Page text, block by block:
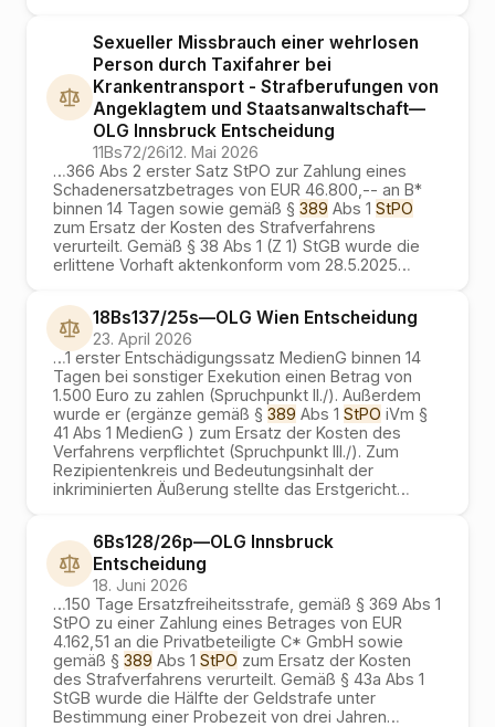
Sexueller Missbrauch einer wehrlosen
Person durch Taxifahrer bei
Krankentransport - Strafberufungen von
Angeklagtem und Staatsanwaltschaft—
OLG Innsbruck Entscheidung
11Bs72/26i12. Mai 2026
…366 Abs 2 erster Satz StPO zur Zahlung eines
Schadenersatzbetrages von EUR 46.800,-- an B*
binnen 14 Tagen sowie gemäß § 389 Abs 1 StPO
zum Ersatz der Kosten des Strafverfahrens
verurteilt. Gemäß § 38 Abs 1 (Z 1) StGB wurde die
erlittene Vorhaft aktenkonform vom 28.5.2025…
18Bs137/25s—OLG Wien Entscheidung
23. April 2026
…1 erster Entschädigungssatz MedienG binnen 14
Tagen bei sonstiger Exekution einen Betrag von
1.500 Euro zu zahlen (Spruchpunkt II./). Außerdem
wurde er (ergänze gemäß § 389 Abs 1 StPO iVm §
41 Abs 1 MedienG ) zum Ersatz der Kosten des
Verfahrens verpflichtet (Spruchpunkt III./). Zum
Rezipientenkreis und Bedeutungsinhalt der
inkriminierten Äußerung stellte das Erstgericht…
6Bs128/26p—OLG Innsbruck
Entscheidung
18. Juni 2026
…150 Tage Ersatzfreiheitsstrafe, gemäß § 369 Abs 1
StPO zu einer Zahlung eines Betrages von EUR
4.162,51 an die Privatbeteiligte C* GmbH sowie
gemäß § 389 Abs 1 StPO zum Ersatz der Kosten
des Strafverfahrens verurteilt. Gemäß § 43a Abs 1
StGB wurde die Hälfte der Geldstrafe unter
Bestimmung einer Probezeit von drei Jahren…